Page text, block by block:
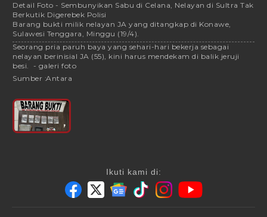
Detail Foto - Sembunyikan Sabu di Celana, Nelayan di Sultra Tak
Berkutik Digerebek Polisi
Barang bukti milik nelayan JA yang ditangkap di Konawe,
Sulawesi Tenggara, Minggu (19/4).
Seorang pria paruh baya yang sehari-hari bekerja sebagai
nelayan berinisial JA (55), kini harus mendekam di balik jeruji
besi. - galeri foto
Sumber :Antara
Ikuti kami di: